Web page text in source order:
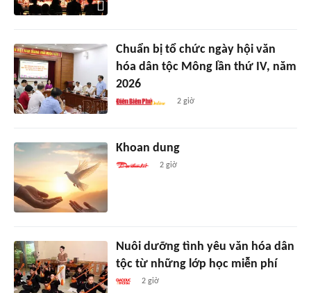
Chuẩn bị tổ chức ngày hội văn
hóa dân tộc Mông lần thứ IV, năm
2026
2 giờ
Khoan dung
2 giờ
Nuôi dưỡng tình yêu văn hóa dân
tộc từ những lớp học miễn phí
2 giờ